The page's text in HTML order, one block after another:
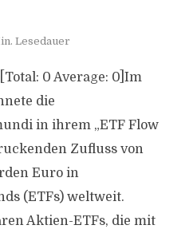
Lesedauer
0 Average: 0]Im
die
in ihrem „ETF Flow
Zufluss von
Euro in
(ETFs) weltweit.
Aktien-ETFs, die mit